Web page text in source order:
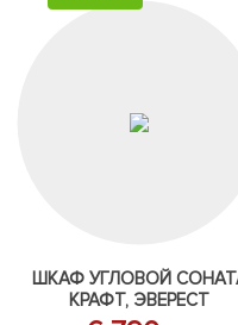
ШКАФ УГЛОВОЙ
КРАФТ, ЭВЕРЕСТ